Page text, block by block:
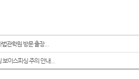
관학원 방문 출장...
보이스피싱 주의 안내...